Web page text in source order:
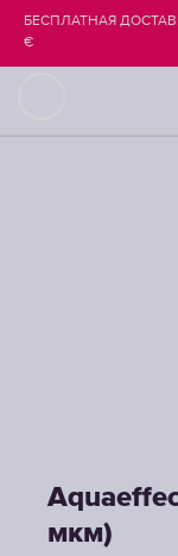
БЕСПЛАТНАЯ
€
мкм)
мкм)